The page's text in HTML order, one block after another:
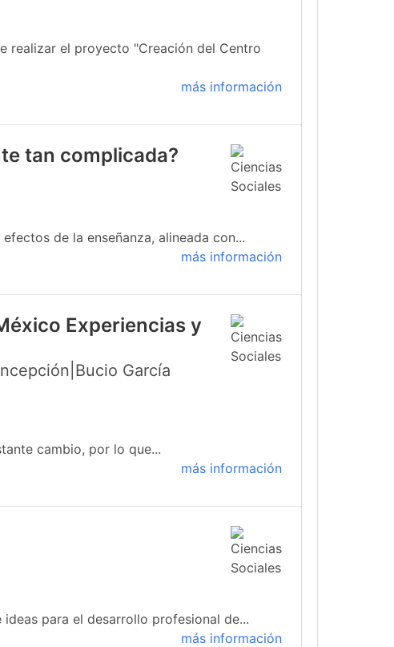
realizar el proyecto "Creación del Centro
más información
tan complicada?
de la enseñanza, alineada con...
más información
Experiencias y
García
cambio, por lo que...
más información
para el desarrollo profesional de...
más información